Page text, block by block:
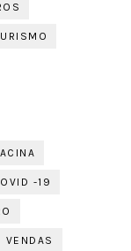
-19
VENDAS